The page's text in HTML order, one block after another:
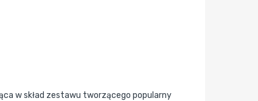
w skład zestawu tworzącego popularny